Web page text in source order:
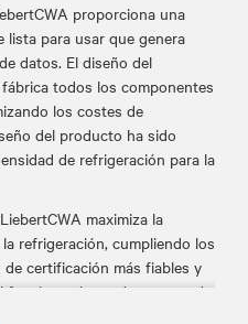
proporciona una
lista para usar que genera
datos. El diseño del
todos los componentes
los costes de
del producto ha sido
de refrigeración para la
maximiza la
refrigeración, cumpliendo los
certificación más fiables y
funcionamiento de centros de